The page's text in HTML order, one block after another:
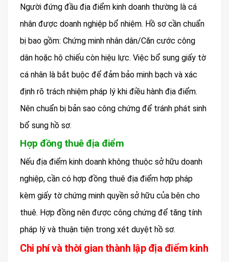
Người đứng đầu địa điểm kinh doanh thường là cá
nhân được doanh nghiệp bổ nhiệm. Hồ sơ cần chuẩn
bị bao gồm: Chứng minh nhân dân/Căn cước công
dân hoặc hộ chiếu còn hiệu lực. Việc bổ sung giấy tờ
cá nhân là bắt buộc để đảm bảo minh bạch và xác
định rõ trách nhiệm pháp lý khi điều hành địa điểm.
Nên chuẩn bị bản sao công chứng để tránh phát sinh
bổ sung hồ sơ.
Hợp đồng thuê địa điểm
Nếu địa điểm kinh doanh không thuộc sở hữu doanh
nghiệp, cần có hợp đồng thuê địa điểm hợp pháp
kèm giấy tờ chứng minh quyền sở hữu của bên cho
thuê. Hợp đồng nên được công chứng để tăng tính
pháp lý và thuận tiện trong xét duyệt hồ sơ.
Chi phí và thời gian thành lập địa điểm kinh